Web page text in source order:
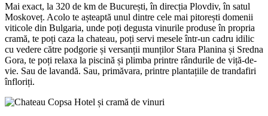
Mai exact, la 320 de km de București, în direcția Plovdiv, în satul
Moskoveț. Acolo te așteaptă unul dintre cele mai pitorești domenii
viticole din Bulgaria, unde poți degusta vinurile produse în propria
cramă, te poți caza la chateau, poți servi mesele într-un cadru idilic
cu vedere către podgorie și versanții munților Stara Planina și Sredna
Gora, te poți relaxa la piscină și plimba printre rândurile de viță-de-
vie. Sau de lavandă. Sau, primăvara, printre plantațiile de trandafiri
înfloriți.